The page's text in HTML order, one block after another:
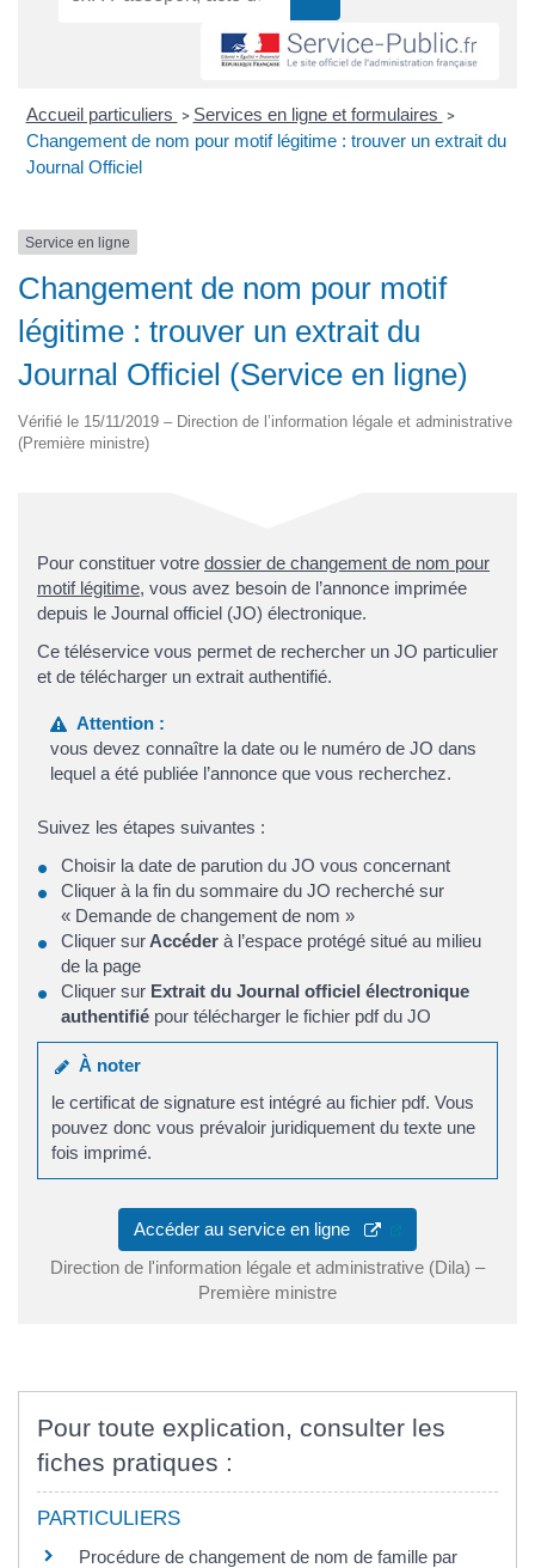
Accueil particuliers > Services en ligne et formulaires >
Changement de nom pour motif légitime : trouver un extrait du
Journal Officiel
Service en ligne
Changement de nom pour motif
légitime : trouver un extrait du
Journal Officiel (Service en ligne)
Vérifié le 15/11/2019 – Direction de l’information légale et administrative
(Première ministre)
Pour constituer votre dossier de changement de nom pour
motif légitime, vous avez besoin de l’annonce imprimée
depuis le Journal officiel (JO) électronique.
Ce téléservice vous permet de rechercher un JO particulier
et de télécharger un extrait authentifié.
Attention :
vous devez connaître la date ou le numéro de JO dans
lequel a été publiée l’annonce que vous recherchez.
Suivez les étapes suivantes :
Choisir la date de parution du JO vous concernant
Cliquer à la fin du sommaire du JO recherché sur
« Demande de changement de nom »
Cliquer sur Accéder à l’espace protégé situé au milieu
de la page
Cliquer sur Extrait du Journal officiel électronique
authentifié pour télécharger le fichier pdf du JO
À noter
le certificat de signature est intégré au fichier pdf. Vous
pouvez donc vous prévaloir juridiquement du texte une
fois imprimé.
Accéder au service en ligne
(ouverture dans
Direction de l'information légale et administrative (Dila) –
Première ministre
Pour toute explication, consulter les
fiches pratiques :
PARTICULIERS
Procédure de changement de nom de famille par